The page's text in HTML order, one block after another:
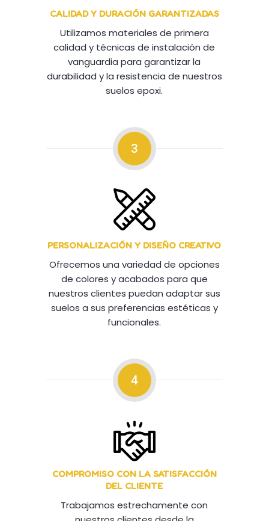
CALIDAD Y DURACIÓN GARANTIZADAS
Utilizamos materiales de primera
calidad y técnicas de instalación de
vanguardia para garantizar la
durabilidad y la resistencia de nuestros
suelos epoxi.
3
PERSONALIZACIÓN Y DISEÑO CREATIVO
Ofrecemos una variedad de opciones
de colores y acabados para que
nuestros clientes puedan adaptar sus
suelos a sus preferencias estéticas y
funcionales.
4
COMPROMISO CON LA SATISFACCIÓN
DEL CLIENTE
Trabajamos estrechamente con